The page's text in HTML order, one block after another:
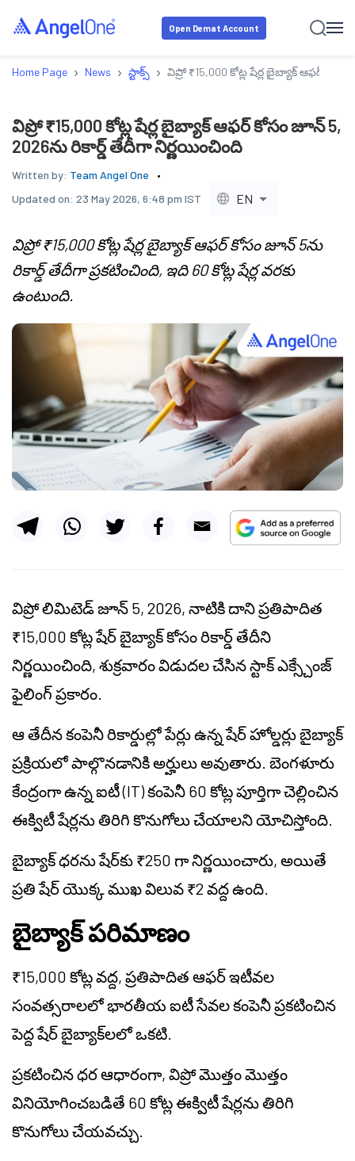
Open Demat Account
Home Page › News › స్టాక్స్ › విప్రో ₹15,000 కోట్ల షేర్ల బైబ్యాక్ ఆఫర్
విప్రో ₹15,000 కోట్ల షేర్ల బైబ్యాక్ ఆఫర్ కోసం జూన్ 5,
2026ను రికార్డ్ తేదీగా నిర్ణయించింది
Written by: Team Angel One
Updated on: 23 May 2026, 6:48 pm IST EN
విప్రో ₹15,000 కోట్ల షేర్ల బైబ్యాక్ ఆఫర్ కోసం జూన్ 5ను
రికార్డ్ తేదీగా ప్రకటించింది, ఇది 60 కోట్ల షేర్ల వరకు
ఉంటుంది.
విప్రో లిమిటెడ్ జూన్ 5, 2026, నాటికి దాని ప్రతిపాదిత
₹15,000 కోట్ల షేర్ బైబ్యాక్ కోసం రికార్డ్ తేదీని
నిర్ణయించింది, శుక్రవారం విడుదల చేసిన స్టాక్ ఎక్స్చేంజ్
ఫైలింగ్ ప్రకారం.
ఆ తేదీన కంపెనీ రికార్డుల్లో పేర్లు ఉన్న షేర్ హోల్డర్లు బైబ్యాక్
ప్రక్రియలో పాల్గొనడానికి అర్హులు అవుతారు. బెంగళూరు
కేంద్రంగా ఉన్న ఐటీ (IT) కంపెనీ 60 కోట్ల పూర్తిగా చెల్లించిన
ఈక్విటీ షేర్లను తిరిగి కొనుగోలు చేయాలని యోచిస్తోంది.
బైబ్యాక్ ధరను షేర్‌కు ₹250 గా నిర్ణయించారు, అయితే
ప్రతి షేర్ యొక్క ముఖ విలువ ₹2 వద్ద ఉంది.
బైబ్యాక్ పరిమాణం
₹15,000 కోట్ల వద్ద, ప్రతిపాదిత ఆఫర్ ఇటీవల
సంవత్సరాలలో భారతీయ ఐటీ సేవల కంపెనీ ప్రకటించిన
పెద్ద షేర్ బైబ్యాక్‌లలో ఒకటి.
ప్రకటించిన ధర ఆధారంగా, విప్రో మొత్తం మొత్తం
వినియోగించబడితే 60 కోట్ల ఈక్విటీ షేర్లను తిరిగి
కొనుగోలు చేయవచ్చు.